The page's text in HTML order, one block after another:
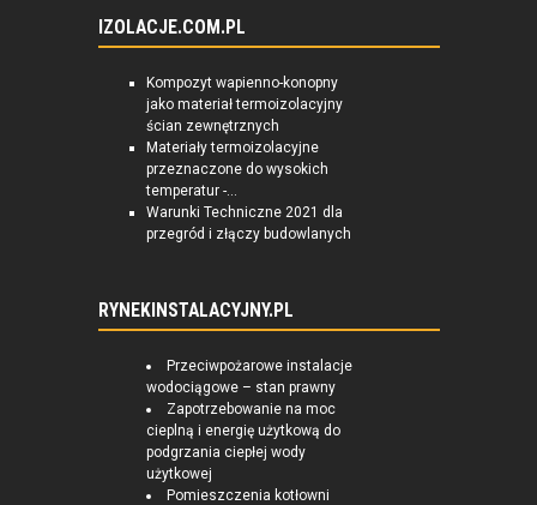
IZOLACJE.COM.PL
Kompozyt wapienno-konopny
jako materiał termoizolacyjny
ścian zewnętrznych
Materiały termoizolacyjne
przeznaczone do wysokich
temperatur -...
Warunki Techniczne 2021 dla
przegród i złączy budowlanych
RYNEKINSTALACYJNY.PL
Przeciwpożarowe instalacje
wodociągowe – stan prawny
Zapotrzebowanie na moc
cieplną i energię użytkową do
podgrzania ciepłej wody
użytkowej
Pomieszczenia kotłowni